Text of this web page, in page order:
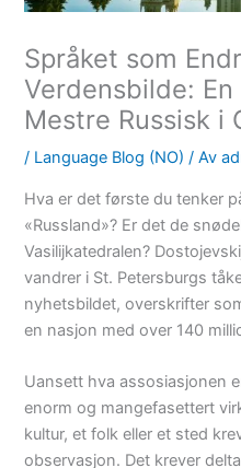
Språket som
Verdensbilde:
Mestre Russisk i
/ Language Blog (NO) / Av
Hva er det første du tenker
«Russland»? Er det de
Vasilijkatedralen?
vandrer i St. Petersburgs
nyhetsbildet, overskrifter
en nasjon med over 140
Uansett hva assosiasjonen
enorm og mangefasettert
kultur, et folk eller et sted
observasjon. Det krever